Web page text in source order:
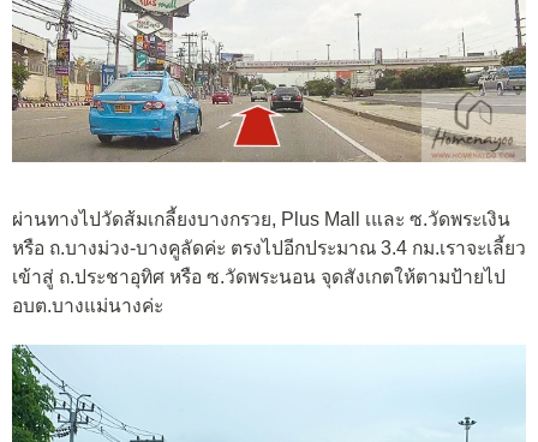
ผ่านทางไปวัดส้มเกลี้ยงบางกรวย, Plus Mall เและ ซ.วัดพระเงิน
หรือ ถ.บางม่วง-บางคูลัดค่ะ ตรงไปอีกประมาณ 3.4 กม.เราจะเลี้ยว
เข้าสู่ ถ.ประชาอุทิศ หรือ ซ.วัดพระนอน จุดสังเกตให้ตามป้ายไป
อบต.บางแม่นางค่ะ